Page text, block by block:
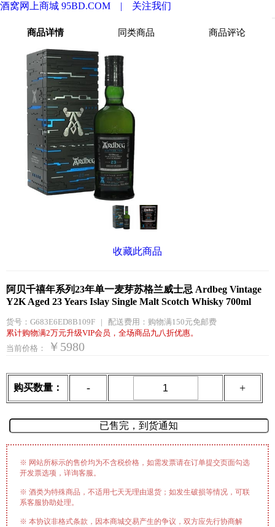
酒窝网上商城 95BD.COM | 关注我们
商品详情 同类商品 商品评论
收藏此商品
阿贝千禧年系列23年单一麦芽苏格兰威士忌 Ardbeg Vintage
Y2K Aged 23 Years Islay Single Malt Scotch Whisky 700ml
货号： G683E6ED8B109F | 配送费用： 购物满150元免邮费
累计购物满2万元升级VIP会员，全场商品九八折优惠。
当前价格：
￥5980
购买数量： - +
※ 网站所标示的售价均为不含税价格，如需发票请在订单提交页面勾选
开发票选项，详询客服。
※ 酒类为特殊商品，不适用七天无理由退货；如发生破损等情况，可联
系客服协助处理。
※ 本协议非格式条款，因本商城交易产生的争议，双方应先行协商解